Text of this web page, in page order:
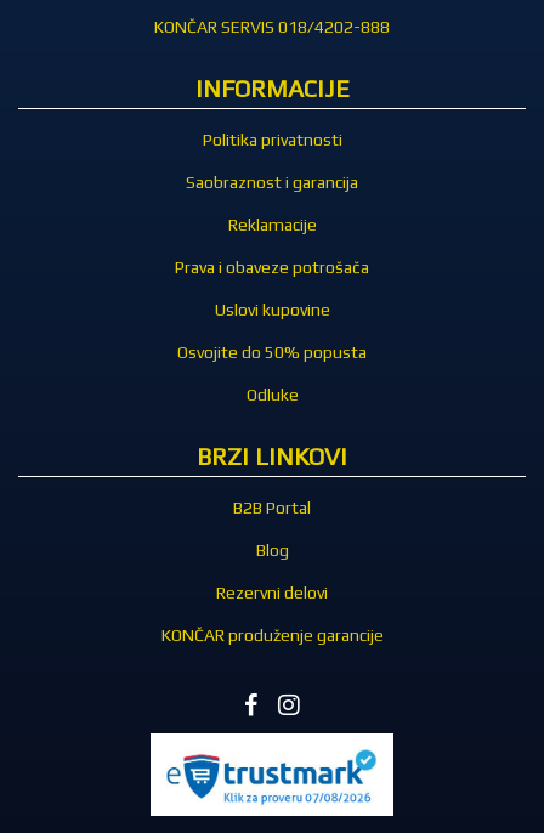
KONČAR SERVIS 018/4202-888
INFORMACIJE
Politika privatnosti
Saobraznost i garancija
Reklamacije
Prava i obaveze potrošača
Uslovi kupovine
Osvojite do 50% popusta
Odluke
BRZI LINKOVI
B2B Portal
Blog
Rezervni delovi
KONČAR produženje garancije